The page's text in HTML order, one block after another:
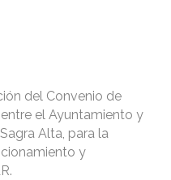
del Convenio de
el Ayuntamiento y
Alta, para la
y